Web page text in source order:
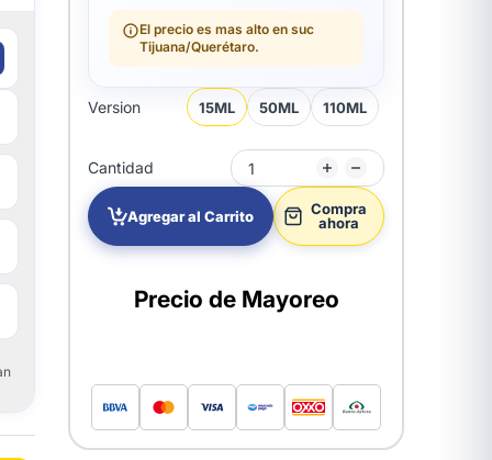
El precio es mas alto en suc
Tijuana/Querétaro.
Version 15ML 50ML 110ML
Cantidad
Agregar al Carrito
Compra
ahora
Precio de Mayoreo